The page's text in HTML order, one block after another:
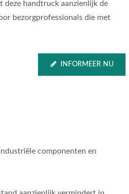
deze handtruck aanzienlijk de
bezorgprofessionals die met
INFORMEER NU
componenten en